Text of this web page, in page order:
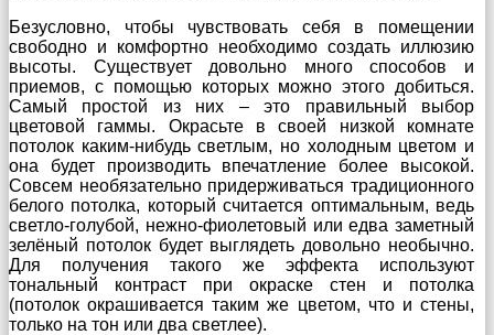
Безусловно, чтобы чувствовать себя в помещении
свободно и комфортно необходимо создать иллюзию
высоты. Существует довольно много способов и
приемов, с помощью которых можно этого добиться.
Самый простой из них – это правильный выбор
цветовой гаммы. Окрасьте в своей низкой комнате
потолок каким-нибудь светлым, но холодным цветом и
она будет производить впечатление более высокой.
Совсем необязательно придерживаться традиционного
белого потолка, который считается оптимальным, ведь
светло-голубой, нежно-фиолетовый или едва заметный
зелёный потолок будет выглядеть довольно необычно.
Для получения такого же эффекта используют
тональный контраст при окраске стен и потолка
(потолок окрашивается таким же цветом, что и стены,
только на тон или два светлее).